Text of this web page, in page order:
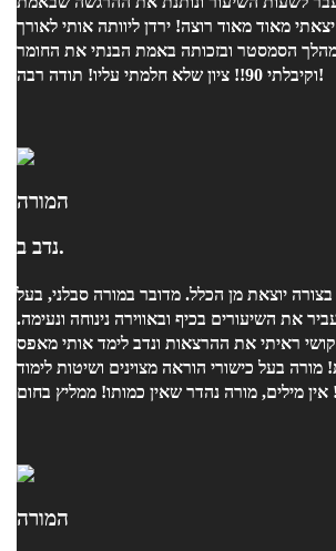
מאוד מאוד רוצה! ירדן ליוותה אותי לאורך
הסמסטר ובזכותה באמת הבנתי את החומר
וקיבלתי 90!! ציון שלא חלמתי עליו! תודה רבה!
המורה
נדב ב.
יוצאת מן הכלל. מדובר במורה סבלני, בעל
את השיעורים בכיף ובאווירה נינוחה ונעימה.
ראיתי את ההרצאות ונדב לימד אותי מאפס
בעל כישורי הוראה מצוינים ושיטות לימוד
המורה